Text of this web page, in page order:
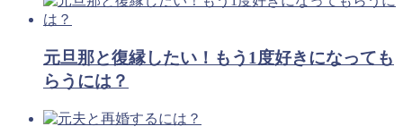
元旦那と復縁したい！もう1度好きになっても
らうには？